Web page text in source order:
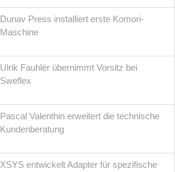
Dunav Press installiert erste Komori-
Maschine
Ulrik Fauhlér übernimmt Vorsitz bei
Sweflex
Pascal Valenthin erweitert die technische
Kundenberatung
XSYS entwickelt Adapter für spezifische